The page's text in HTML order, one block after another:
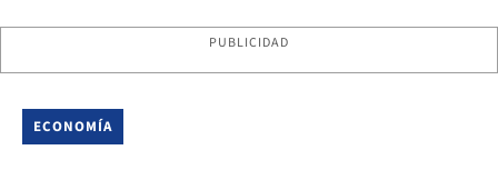
PUBLICIDAD
ECONOMÍA